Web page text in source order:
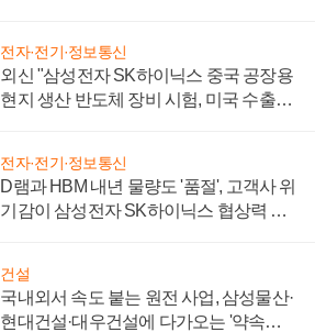
전자·전기·정보통신
외신 "삼성전자 SK하이닉스 중국 공장용
현지 생산 반도체 장비 시험, 미국 수출통
전자·전기·정보통신
D램과 HBM 내년 물량도 '품절', 고객사 위
기감이 삼성전자 SK하이닉스 협상력 더
건설
국내외서 속도 붙는 원전 사업, 삼성물산·
현대건설·대우건설에 다가오는 '약속의